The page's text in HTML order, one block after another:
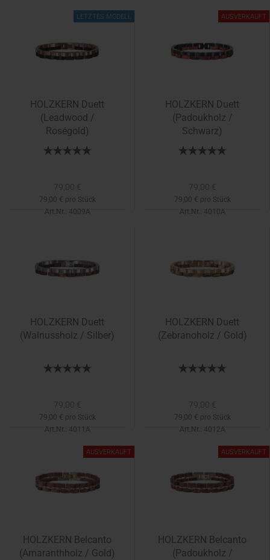
1-2 Tage 1-2 Tage
LETZTES MODELL
HOLZKERN Duett
(Leadwood /
Roségold)
79,00 €
79,00 € pro Stück
Art.Nr.: 4009A
AUSVERKAUFT
HOLZKERN Duett
(Padoukholz /
Schwarz)
79,00 €
79,00 € pro Stück
Art.Nr.: 4010A
HOLZKERN Duett
(Walnussholz / Silber)
79,00 €
79,00 € pro Stück
Art.Nr.: 4011A
1-2 Tage
HOLZKERN Duett
(Zebranoholz / Gold)
79,00 €
79,00 € pro Stück
Art.Nr.: 4012A
1-2 Tage
AUSVERKAUFT
HOLZKERN Belcanto
(Amaranthholz / Gold)
AUSVERKAUFT
HOLZKERN Belcanto
(Padoukholz /